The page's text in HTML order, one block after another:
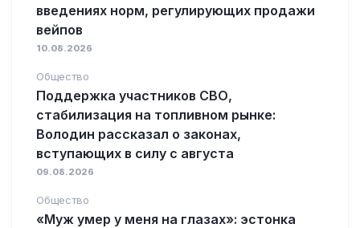
введениях норм, регулирующих продажи
вейпов
10.08.2026
Общество
Поддержка участников СВО,
стабилизация на топливном рынке:
Володин рассказал о законах,
вступающих в силу с августа
09.08.2026
Общество
«Муж умер у меня на глазах»: эстонка